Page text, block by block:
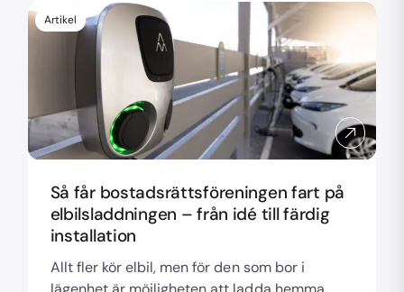
Artikel
Så får bostadsrättsföreningen fart på
elbilsladdningen – från idé till färdig
installation
Allt fler kör elbil, men för den som bor i